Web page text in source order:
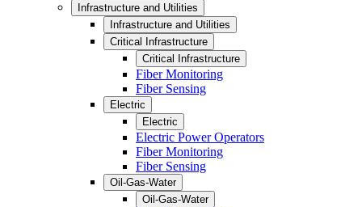
Infrastructure and Utilities
Infrastructure and Utilities
Critical Infrastructure
Critical Infrastructure
Fiber Monitoring
Fiber Sensing
Electric
Electric
Electric Power Operators
Fiber Monitoring
Fiber Sensing
Oil-Gas-Water
Oil-Gas-Water